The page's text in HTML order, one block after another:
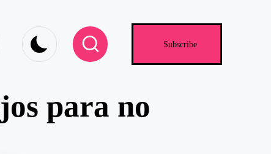
Subscribe
para no